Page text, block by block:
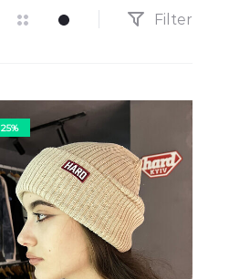
Filter
25%